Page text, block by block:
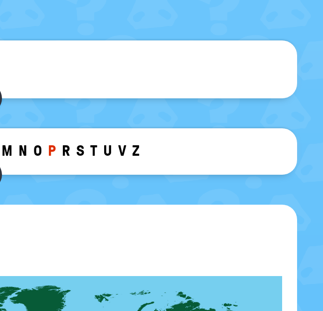
Kapitel ein-/ ausblenden
M N O P R S T U V Z
Wörter zu dem gewählten Buchstaben ein-/